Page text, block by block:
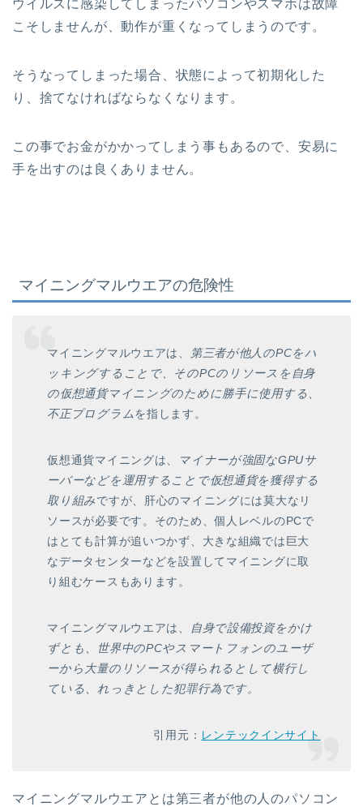
ウイルスに感染してしまったパソコンやスマホは故障
こそしませんが、動作が重くなってしまうのです。
そうなってしまった場合、状態によって初期化した
り、捨てなければならなくなります。
この事でお金がかかってしまう事もあるので、安易に
手を出すのは良くありません。
マイニングマルウエアの危険性
マイニングマルウエアは、
第三者が他人のPCをハ
ッキングすることで、そのPCのリソースを自身
の仮想通貨マイニングのために勝手に使用する、
不正プログラムを指します。
仮想通貨マイニングは、
マイナーが強固なGPUサ
ーバーなどを運用することで仮想通貨を獲得する
取り組みですが、肝心のマイニングには莫大なリ
ソースが必要です。そのため、個人レベルのPCで
はとても計算が追いつかず、大きな組織では巨大
なデータセンターなどを設置してマイニングに取
り組むケースもあります。
マイニングマルウエアは、
自身で設備投資をかけ
ずとも、世界中のPCやスマートフォンのユーザ
ーから大量のリソースが得られるとして横行し
ている、れっきとした犯罪行為です。
引用元： レンテックインサイト
マイニングマルウエアとは第三者が他の人のパソコン